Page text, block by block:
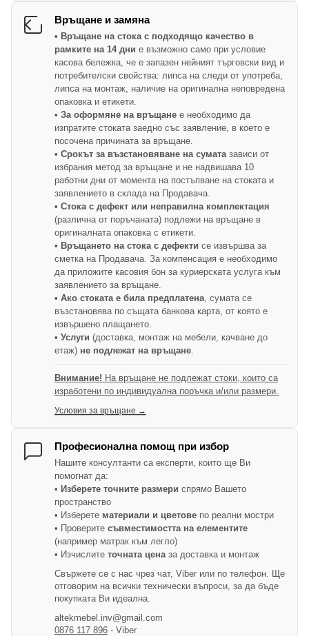
Връщане и замяна
• Връщане на стока с подходящо качество в
рамките на 14 дни е възможно само при условие
касова бележка, че е запазен нейният търговски вид и
потребителски свойства: липса на следи от употреба,
липса на монтаж, наличие на оригинална неповредена
опаковка и етикети.
• За оформяне на връщане е необходимо да
изпратите стоката заедно със заявление, в което е
посочена причината за връщане.
• Срокът за възстановяване на сумата зависи от
избрания метод за връщане и не надвишава 10
работни дни от момента на постъпване на стоката и
заявлението в склада на Продавача.
• Стока с дефект или неправилна комплектация
(различна от поръчаната) подлежи на връщане в
оригиналната опаковка с етикети.
• Връщането на стока с дефекти се извършва за
сметка на Продавача. За компенсация е необходимо
да приложите касовия бон за куриерската услуга към
заявлението за връщане.
• Ако стоката е била предплатена , сумата се
възстановява по същата банкова карта, от която е
извършено плащането.
• Услуги (доставка, монтаж на мебели, качване до
етаж) не подлежат на връщане
Внимание! На връщане не подлежат стоки, които са
изработени по индивидуална поръчка и/или размери.
Условия за връщане →
Професионална помощ при избор
Нашите консултанти са експерти, които ще Ви
помогнат да:
• Изберете точните размери спрямо Вашето
пространство
• Изберете материали и цветове по реални мостри
• Проверите съвместимостта на елементите
(например матрак към легло)
• Изчислите точната цена за доставка и монтаж
Свържете се с нас чрез чат, Viber или по телефон. Ще
отговорим на всички технически въпроси, за да бъде
покупката Ви идеална.
altekmebel.inv@gmail.com
0876 117 896 - Viber